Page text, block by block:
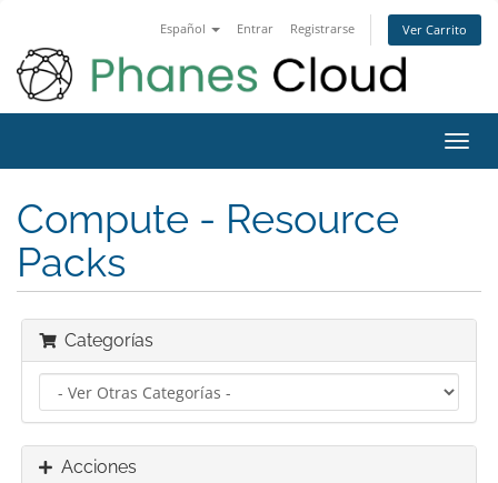
Español Entrar Registrarse Ver Carrito
Compute - Resource
Packs
Categorías
Acciones